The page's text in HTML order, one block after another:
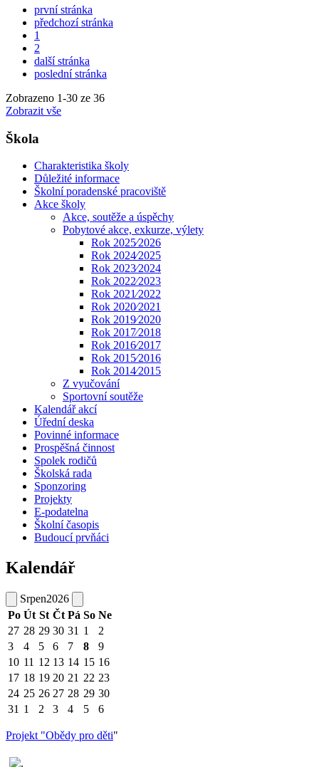
první stránka
předchozí stránka
1
2
další stránka
poslední stránka
Zobrazeno 1-30 ze 36
Zobrazit vše
Škola
Charakteristika školy
Důležité informace
Školní poradenské pracoviště
Akce školy
Akce, soutěže a úspěchy
Pobytové akce, exkurze, výlety
Rok 2025⁄2026
Rok 2024⁄2025
Rok 2023⁄2024
Rok 2022⁄2023
Rok 2021⁄2022
Rok 2020⁄2021
Rok 2019⁄2020
Rok 2017⁄2018
Rok 2016⁄2017
Rok 2015⁄2016
Rok 2014⁄2015
Z vyučování
Sportovní soutěže
Kalendář akcí
Úřední deska
Povinné informace
Prospěšná činnost
Spolek rodičů
Školská rada
Sponzoring
Projekty
E-podatelna
Školní časopis
Budoucí prvňáci
Kalendář
Srpen2026
Po Út St Čt Pá So Ne
27 28 29 30 31 1
2
3
4 5 6 7 8
9
10 11 12 13 14 15 16
17 18 19 20 21 22 23
24 25 26 27 28 29 30
31 1 2 3 4 5 6
Projekt "Obědy pro děti"